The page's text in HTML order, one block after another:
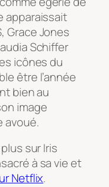
apparaissait
Grace Jones
Schiffer
icônes du
être l’année
bien au
image
avoué.
sur Iris
à sa vie et
Netflix.